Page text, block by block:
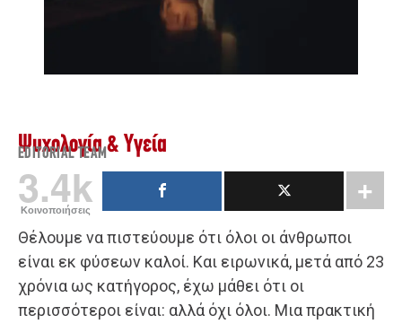
Ψυχολογία & Υγεία
EDITORIAL TEAM
3.4k
Κοινοποιήσεις
Θέλουμε να πιστεύουμε ότι όλοι οι άνθρωποι
είναι εκ φύσεων καλοί. Και ειρωνικά, μετά από 23
χρόνια ως κατήγορος, έχω μάθει ότι οι
περισσότεροι είναι: αλλά όχι όλοι. Μια πρακτική